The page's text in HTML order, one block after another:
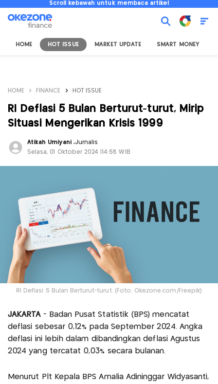
Scroll kebawah untuk membaca artikel
HOME HOT ISSUE MARKET UPDATE SMART MONEY
HOME FINANCE HOT ISSUE
RI Deflasi 5 Bulan Berturut-turut, Mirip
Situasi Mengerikan Krisis 1999
Atikah Umiyani ,Jurnalis
Selasa, 01 Oktober 2024 |14:58 WIB
RI Deflasi 5 Bulan Berturut-turut. (Foto: Okezone.com/Freepik)
JAKARTA - Badan Pusat Statistik (BPS) mencatat
deflasi sebesar 0,12% pada September 2024. Angka
deflasi ini lebih dalam dibandingkan deflasi Agustus
2024 yang tercatat 0,03% secara bulanan.
Menurut Plt Kepala BPS Amalia Adininggar Widyasanti,